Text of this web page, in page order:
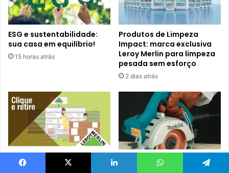
ESG e sustentabilidade:
sua casa em equilíbrio!
15 horas atrás
Produtos de Limpeza
Impact: marca exclusiva
Leroy Merlin para limpeza
pesada sem esforço
2 dias atrás
Clique e retire na Leroy
Merlin: saiba os detalhes
Feirão de Ferramentas na
Leroy Merlin: Confira